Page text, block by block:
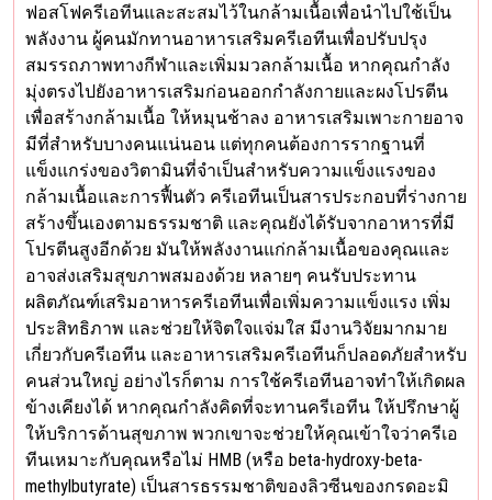
ฟอสโฟครีเอทีนและสะสมไว้ในกล้ามเนื้อเพื่อนำไปใช้เป็น
พลังงาน ผู้คนมักทานอาหารเสริมครีเอทีนเพื่อปรับปรุง
สมรรถภาพทางกีฬาและเพิ่มมวลกล้ามเนื้อ หากคุณกำลัง
มุ่งตรงไปยังอาหารเสริมก่อนออกกำลังกายและผงโปรตีน
เพื่อสร้างกล้ามเนื้อ ให้หมุนช้าลง อาหารเสริมเพาะกายอาจ
มีที่สำหรับบางคนแน่นอน แต่ทุกคนต้องการรากฐานที่
แข็งแกร่งของวิตามินที่จำเป็นสำหรับความแข็งแรงของ
กล้ามเนื้อและการฟื้นตัว ครีเอทีนเป็นสารประกอบที่ร่างกาย
สร้างขึ้นเองตามธรรมชาติ และคุณยังได้รับจากอาหารที่มี
โปรตีนสูงอีกด้วย มันให้พลังงานแก่กล้ามเนื้อของคุณและ
อาจส่งเสริมสุขภาพสมองด้วย หลายๆ คนรับประทาน
ผลิตภัณฑ์เสริมอาหารครีเอทีนเพื่อเพิ่มความแข็งแรง เพิ่ม
ประสิทธิภาพ และช่วยให้จิตใจแจ่มใส มีงานวิจัยมากมาย
เกี่ยวกับครีเอทีน และอาหารเสริมครีเอทีนก็ปลอดภัยสำหรับ
คนส่วนใหญ่ อย่างไรก็ตาม การใช้ครีเอทีนอาจทำให้เกิดผล
ข้างเคียงได้ หากคุณกำลังคิดที่จะทานครีเอทีน ให้ปรึกษาผู้
ให้บริการด้านสุขภาพ พวกเขาจะช่วยให้คุณเข้าใจว่าครีเอ
ทีนเหมาะกับคุณหรือไม่ HMB (หรือ beta-hydroxy-beta-
methylbutyrate) เป็นสารธรรมชาติของลิวซีนของกรดอะมิ